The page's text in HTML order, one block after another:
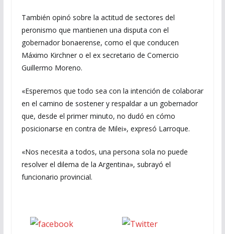
También opinó sobre la actitud de sectores del
peronismo que mantienen una disputa con el
gobernador bonaerense, como el que conducen
Máximo Kirchner o el ex secretario de Comercio
Guillermo Moreno.
«Esperemos que todo sea con la intención de colaborar
en el camino de sostener y respaldar a un gobernador
que, desde el primer minuto, no dudó en cómo
posicionarse en contra de Milei», expresó Larroque.
«Nos necesita a todos, una persona sola no puede
resolver el dilema de la Argentina», subrayó el
funcionario provincial.